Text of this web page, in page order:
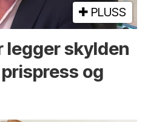
PLUSS
legger skylden
og